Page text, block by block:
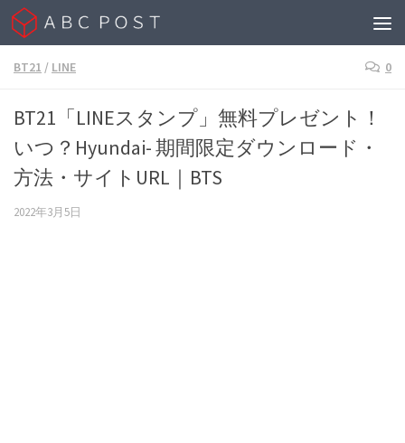
Skip to content
BT21 / LINE 0
BT21「LINEスタンプ」無料プレゼント！
いつ？Hyundai- 期間限定ダウンロード・
方法・サイトURL｜BTS
2022年3月5日